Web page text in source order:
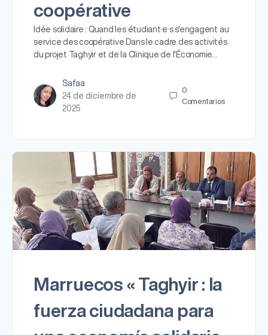
coopérative
Idée solidaire : Quand les étudiant·e·s s'engagent au
service des coopérative Dans le cadre des activités
du projet Taghyir et de la Clinique de l'Économie…
Safaa
24 de diciembre de
2025
0
Comentarios
Marruecos « Taghyir : la
fuerza ciudadana para